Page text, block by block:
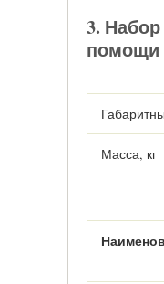
3.
помощи
Масса, кг